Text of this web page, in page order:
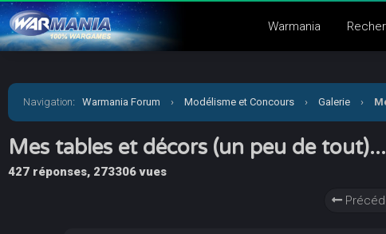
Warmania
Navigation: Warmania Forum › Modélisme et Concours › Galerie ›
Mes tables et décors (un peu de
427 réponses, 273306 vues